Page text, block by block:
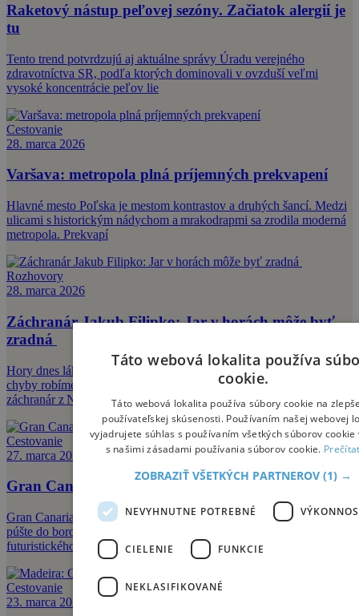
Raketový nástup peľovej sezóny. Začiatok alergií je
tu
Tento trend potvrdzujú aj aktuálne správy Úradu verejného
zdravotníctva SR, podľa ktorých dominovali v ovzduší veľmi
vysoké koncentrácie peľov lie
Cestovanie
28. marca 2026
Varšava: metropola plná príjemných prekvapení
Hlavné mesto Poľska je mestom kontrastov a druhých šancí. Medzi
ulicami s historickým nádychom a mrakodrapmi sa zrodila moderná
metropola. Prekvapí
Rozhovory
28. marca 2026
Záchranár Jakub Filipko: Jar v horách môže byť
zradná
Hory dnes lákajú viac ľudí než kedykoľvek predtým. Ktoré
chyby robíme najčastejšie počas jarnej turistiky, prezradil horský
záchranár z N
Cestovanie
27. marca 2026
Gran Canaria: ostrov, ktorý vie byť vždy iný
Gran Canaria je malým kontinentom – počas jediného dňa prejdete z
púšte do borovicových hôr, z koloniálnej architektúry do
futuristického akvária
Cestovanie
23. marca 2026
Táto webová lokalita používa
cookie.
Táto webová lokalita používa súbory cookie na
používateľskej skúsenosti. Používaním našej webovej
vyjadrujete súhlas s používaním všetkých súborov cookie
s našimi zásadami používania súborov cookie.
ZOBRAZIŤ VŠETKÝCH PARTNEROV(1) →
NEVYHNUTNE POTREBNÉ
CIELENIE FUNKCIE
NEKLASIFIKOVANÉ